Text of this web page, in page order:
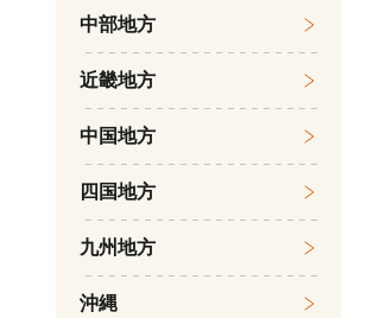
中部地方
近畿地方
中国地方
四国地方
九州地方
沖縄